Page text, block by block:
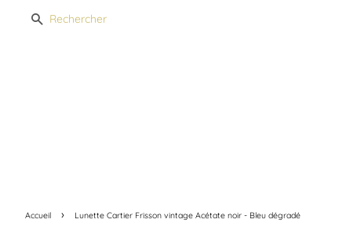
Recherche
Accueil › Lunette Cartier Frisson vintage Acétate noir - Bleu dégradé